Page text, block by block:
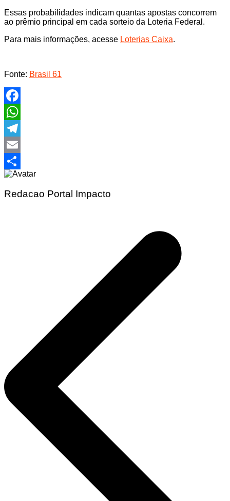
Essas probabilidades indicam quantas apostas concorrem
ao prêmio principal em cada sorteio da Loteria Federal.
Para mais informações, acesse Loterias Caixa.
Fonte: Brasil 61
Facebook
WhatsApp
Telegram
Email
Share
Redacao Portal Impacto